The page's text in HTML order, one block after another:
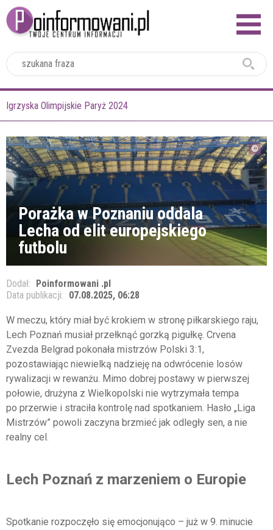
Igrzyska Olimpijskie Paryż 2024
Porażka w Poznaniu oddala
Lecha od elit europejskiego
futbolu
Dodał: Poinformowani .pl
Data publikacji: 07.08.2025, 06:28
W meczu, który miał być krokiem w stronę piłkarskiego raju,
Lech Poznań musiał przełknąć gorzką pigułkę. Crvena
Zvezda Belgrad pokonała mistrzów Polski 3:1,
pozostawiając niewielką nadzieję na odwrócenie losów
rywalizacji w rewanżu. Mimo dobrej postawy w pierwszej
połowie, drużyna z Wielkopolski nie wytrzymała tempa
po przerwie i straciła kontrolę nad spotkaniem. Hasło „Liga
Mistrzów” powoli zaczyna brzmieć jak odległy sen, a nie
realny cel.
Lech Poznań z marzeniem o Europie
Spotkanie rozpoczęło się emocjonująco – już w 9. minucie